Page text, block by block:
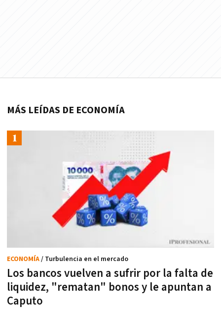
MÁS LEÍDAS DE ECONOMÍA
Los bancos vuelven a sufrir por la falta de
liquidez, "rematan" bonos y le apuntan a
Caputo
ECONOMÍA/ Turbulencia en el mercado